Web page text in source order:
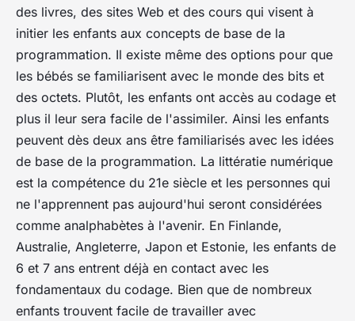
des livres, des sites Web et des cours qui visent à
initier les enfants aux concepts de base de la
programmation. Il existe même des options pour que
les bébés se familiarisent avec le monde des bits et
des octets. Plutôt, les enfants ont accès au codage et
plus il leur sera facile de l'assimiler. Ainsi les enfants
peuvent dès deux ans être familiarisés avec les idées
de base de la programmation. La littératie numérique
est la compétence du 21e siècle et les personnes qui
ne l'apprennent pas aujourd'hui seront considérées
comme analphabètes à l'avenir. En Finlande,
Australie, Angleterre, Japon et Estonie, les enfants de
6 et 7 ans entrent déjà en contact avec les
fondamentaux du codage. Bien que de nombreux
enfants trouvent facile de travailler avec